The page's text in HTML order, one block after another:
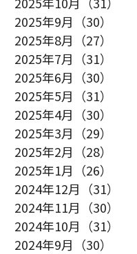
2025年9月（30）
2025年8月（27）
2025年7月（31）
2025年6月（30）
2025年5月（31）
2025年4月（30）
2025年3月（29）
2025年2月（28）
2025年1月（26）
2024年12月（31）
2024年11月（30）
2024年10月（31）
2024年9月（30）